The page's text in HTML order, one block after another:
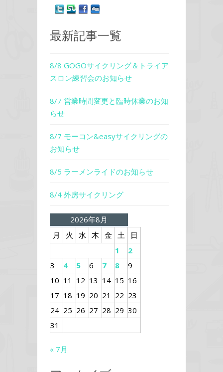
最新記事一覧
8/8 GOGOサイクリング＆トライア
スロン練習会のお知らせ
8/7 営業時間変更と臨時休業のお知
らせ
8/7 モーコン&easyサイクリングの
お知らせ
8/5 ラーメンライドのお知らせ
8/4 外房サイクリング
2026年8月
月
火 水 木 金 土
日
1
2
3
4 5 6 7 8
9
10 11 12 13 14 15 16
17 18 19 20 21 22 23
24 25 26 27 28 29 30
31
« 7月